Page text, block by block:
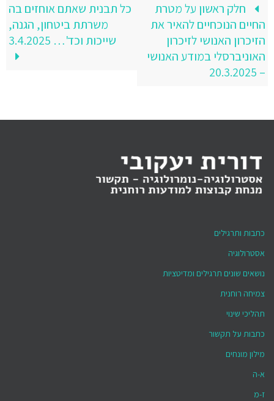
חלק ראשון על מטרת
החיים הנוכחיים להאיר את
הזיכרון האנושי לזיכרון
האוניברסלי במודע האנושי
– 20.3.2025
כל תבנית שאתם אוחזים בה
משרתת ביטחון, הגנה,
שייכות וכד'… 3.4.2025
כתבות ותרגילים
אסטרולוגיה
נושאים שונים תרגילים ומדיטציות
צמיחה רוחנית
תהליכי שינוי
כתבות על תקשור
מילון מונחים
א-ה
ז-מ